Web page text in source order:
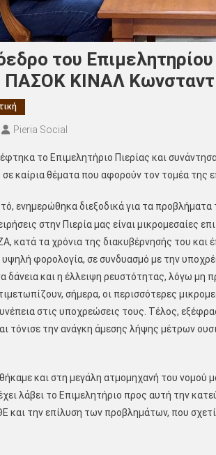
του
ΠΑΣΟΚ ΚΙΝΑΛ
Pieria Social
το Επιμελητήριο Πιερίας και
καίρια θέματα που αφορούν τον τομέα της
ενημερώθηκα διεξοδικά για τα
στην Πιερία μας είναι μικρομεσαίες
κατά τα χρόνια της διακυβέρνησής του και
υψηλή φορολογία, σε συνδυασμό με την
δάνεια και η έλλειψη ρευστότητας, λόγω μη
σήμερα, οι περισσότερες
στις υποχρεώσεις τους. Τέλος,
τόνισε την ανάγκη άμεσης λήψης μέτρων
και στη μεγάλη ατμομηχανή του νομού
λάβει το Επιμελητήριο προς αυτή την
και την επίλυση των προβλημάτων, που